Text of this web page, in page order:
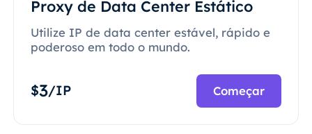
Proxy de Data Center Estático
Utilize IP de data center estável, rápido e
poderoso em todo o mundo.
$3/IP Começar